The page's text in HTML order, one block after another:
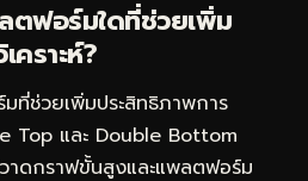
ตฟอร์มใดที่ช่วยเพิ่ม
คราะห์?
ที่ช่วยเพิ่มประสิทธิภาพการ
Top และ Double Bottom
าดกราฟขั้นสูงและแพลตฟอร์ม